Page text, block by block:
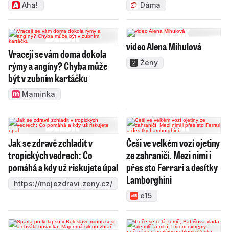
Aha! Dáma
Vracejí se vám doma dokola
rýmy a angíny? Chyba může
být v zubním kartáčku
Maminka
video Alena Mihulová
Ženy
Jak se zdravě zchladit v
tropických vedrech: Co
pomáhá a kdy už riskujete úpal
https://mojezdravi.zeny.cz/
Češi ve velkém vozí ojetiny
ze zahraničí. Mezi nimi i
přes sto Ferrari a desítky
Lamborghini
e15